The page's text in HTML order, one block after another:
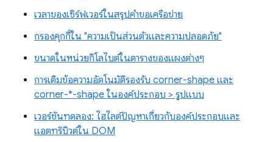
เวลาของเซิร์ฟเวอร์ในสรุปคำขอเครือข่าย
กรองคุกกี้ใน "ความเป็นส่วนตัวและความปลอดภัย"
ขนาดในหน่วยกิโลไบต์ในตารางของแผงต่างๆ
การเติมข้อความอัตโนมัติรองรับ corner-shape และ
corner-*-shape ในองค์ประกอบ > รูปแบบ
เวอร์ชันทดลอง: ไฮไลต์ปัญหาเกี่ยวกับองค์ประกอบและ
แอตทริบิวต์ใน DOM